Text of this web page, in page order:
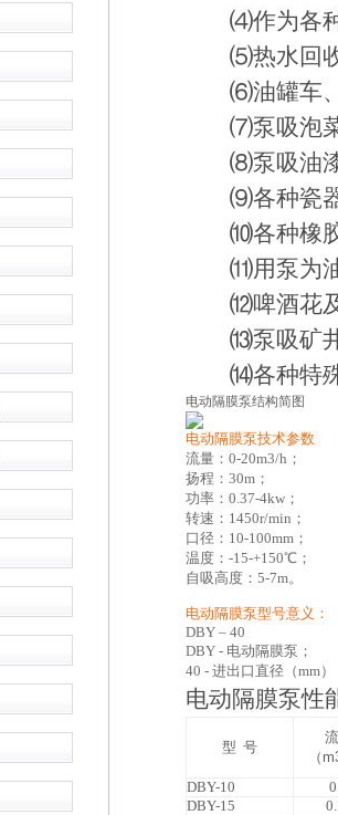
⑷作为各种
⑸热水回收
⑹油罐车、
⑺泵吸泡菜
⑻泵吸油漆
⑼各种瓷器
⑽各种橡胶
⑾用泵为油
⑿啤酒花及
⒀泵吸矿井
⒁各种特殊
电动隔膜泵结构简图
电动隔膜泵技术参数
流量：0-20m3/h；
扬程：30m；
功率：0.37-4kw；
转速：1450r/min；
口径：10-100mm；
温度：-15-+150℃；
自吸高度：5-7m。
电动隔膜泵型号意义：
DBY – 40
DBY - 电动隔膜泵；
40 - 进出口直径（mm）
电动隔膜泵性
型 号
（
DBY-10
DBY-15